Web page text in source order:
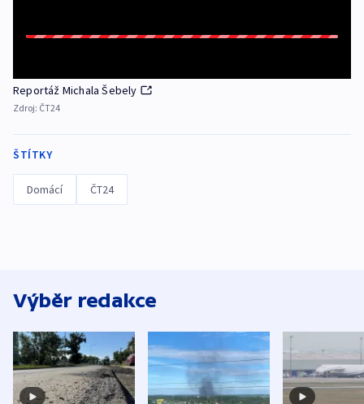
Reportáž Michala Šebely
Zdroj: ČT24
ŠTÍTKY
Domácí ČT24
Výběr redakce